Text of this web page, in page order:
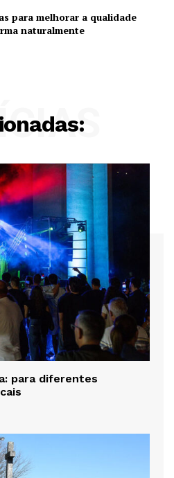
para melhorar a qualidade
naturalmente
para diferentes